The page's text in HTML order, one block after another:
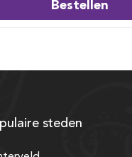
Bestellen
steden